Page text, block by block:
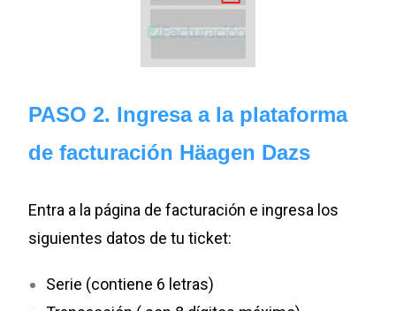
PASO 2. Ingresa a la plataforma
de facturación Häagen Dazs
Entra a la página de facturación e ingresa los
siguientes datos de tu ticket:
Serie (contiene 6 letras)